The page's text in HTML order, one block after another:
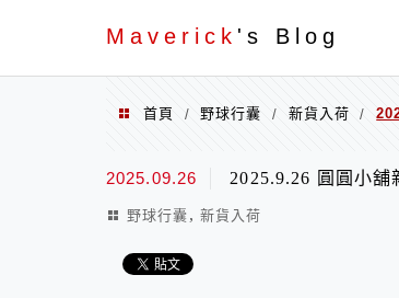
Maverick 's Blog
首頁 / 野球行囊 / 新貨入荷 /
2025.09.26 2025.9.26 圓圓小舖
野球行囊 , 新貨入荷